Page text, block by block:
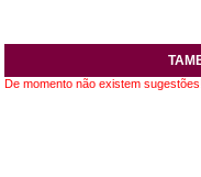
De momento não existem sugestões!